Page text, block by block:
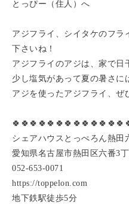
とっぴー（住人）へ
アジフライ、シイタケのフラ
下さいね！
アジフライのアジは、家で日
少し塩気があって夏の暑さに
アジを使ったアジフライ、ぜ
シェアハウスとっぺろん熱田
愛知県名古屋市熱田区六番3
052-653-0071
https://toppelon.com
地下鉄駅徒歩5分